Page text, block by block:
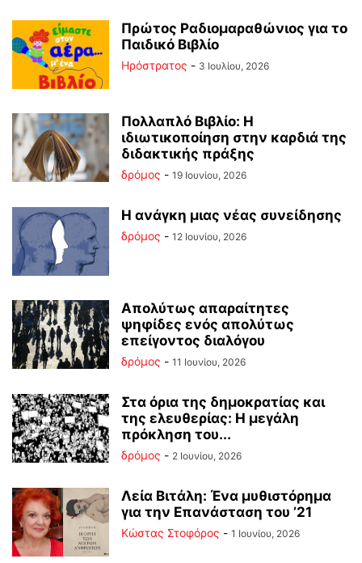
Πρώτος Ραδιομαραθώνιος για το
Παιδικό Βιβλίο
Ηρόστρατος - 3 Ιουλίου, 2026
Πολλαπλό Βιβλίο: Η
ιδιωτικοποίηση στην καρδιά της
διδακτικής πράξης
δρόμος - 19 Ιουνίου, 2026
Η ανάγκη μιας νέας συνείδησης
δρόμος - 12 Ιουνίου, 2026
Απολύτως απαραίτητες
ψηφίδες ενός απολύτως
επείγοντος διαλόγου
δρόμος - 11 Ιουνίου, 2026
Στα όρια της δημοκρατίας και
της ελευθερίας: Η μεγάλη
πρόκληση του...
δρόμος - 2 Ιουνίου, 2026
Λεία Βιτάλη: Ένα μυθιστόρημα
για την Επανάσταση του ’21
Κώστας Στοφόρος - 1 Ιουνίου, 2026